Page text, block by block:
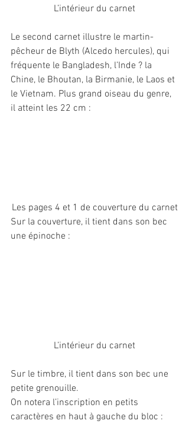
L’intérieur du carnet
Le second carnet illustre le martin-
pêcheur de Blyth (Alcedo hercules), qui
fréquente le Bangladesh, l’Inde ? la
Chine, le Bhoutan, la Birmanie, le Laos et
le Vietnam. Plus grand oiseau du genre,
il atteint les 22 cm :
Les pages 4 et 1 de couverture du carnet
Sur la couverture, il tient dans son bec
une épinoche :
L’intérieur du carnet
Sur le timbre, il tient dans son bec une
petite grenouille.
On notera l’inscription en petits
caractères en haut à gauche du bloc :